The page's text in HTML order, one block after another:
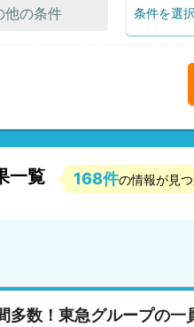
他の条件
一覧 168件の情報が見
多数！東急グループの